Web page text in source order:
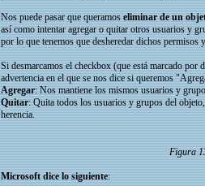
Nos puede pasar que queramoseliminar de un
así como intentar agregar o quitar otros usuarios y
por lo que tenemos que desheredar dichos permisos
Si desmarcamos el checkbox (que está marcado
advertencia en el que se nos dice si queremos
Agregar: Nos mantiene los mismos usuarios y
Quitar: Quita todos los usuarios y grupos del
herencia.
Figura
Microsoft dice lo siguiente: